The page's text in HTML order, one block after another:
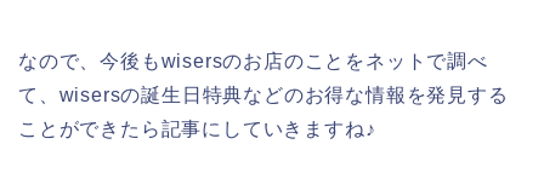
なので、今後もwisersのお店のことをネットで調べ
て、wisersの誕生日特典などのお得な情報を発見する
ことができたら記事にしていきますね♪